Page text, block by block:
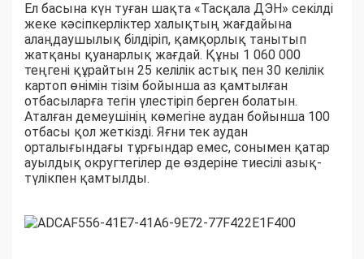
Ел басына күн туған шақта «Тасқала ДЭН» секілді
жеке кәсіпкерліктер халықтың жағдайына
алаңдаушылық білдіріп, қамқорлық танытып
жатқаны қуанарлық жағдай. Құны 1 060 000
теңгені құрайтын 25 келілік астық пен 30 келілік
картоп өнімін тізім бойынша аз қамтылған
отбасыларға тегін үлестіріп берген болатын.
Аталған демеушінің көмегіне аудан бойынша 100
отбасы қол жеткізді. Яғни тек аудан
орталығындағы тұрғындар емес, сонымен қатар
ауылдық округтегілер де өздеріне тиесілі азық-
түлікпен қамтылды.